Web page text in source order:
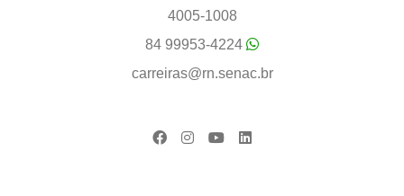
4005-1008
84 99953-4224
carreiras@rn.senac.br